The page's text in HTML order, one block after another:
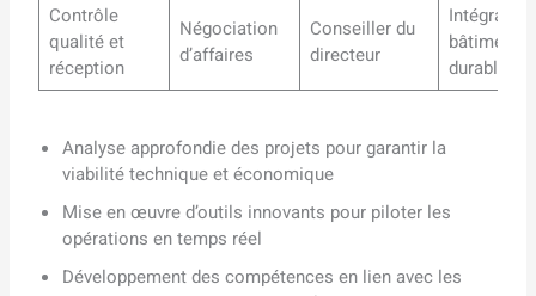
Contrôle
qualité et
réception
Négociation
d’affaires
Conseiller du
directeur
Intégration
bâtiment
durable
Analyse approfondie des projets pour garantir la
viabilité technique et économique
Mise en œuvre d’outils innovants pour piloter les
opérations en temps réel
Développement des compétences en lien avec les